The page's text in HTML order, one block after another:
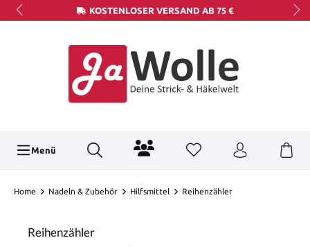
KOSTENLOSER VERSAND AB 75 €
Menü
Home Nadeln & Zubehör Hilfsmittel Reihenzähler
Reihenzähler